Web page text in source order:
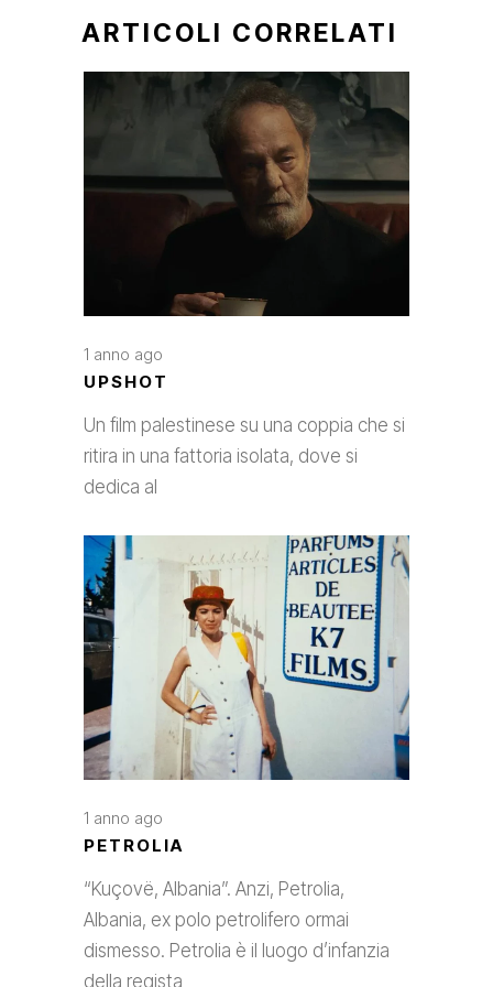
ARTICOLI CORRELATI
1 anno ago
UPSHOT
Un film palestinese su una coppia che si
ritira in una fattoria isolata, dove si
dedica al
1 anno ago
PETROLIA
“Kuçovë, Albania”. Anzi, Petrolia,
Albania, ex polo petrolifero ormai
dismesso. Petrolia è il luogo d’infanzia
della regista